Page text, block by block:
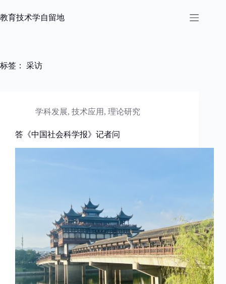
过
教育技术学自留地
标签： 采访
学科发展, 技术应用 , 理论研究
答《中国社会科学报》记者问